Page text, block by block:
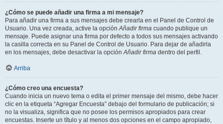
¿Cómo se puede añadir una firma a mi mensaje?
Para añadir una firma a sus mensajes debe crearla en el Panel de Control de
Usuario. Una vez creada, active la opciónAñadir firma cuando publique un
mensaje. Puede asignar una firma por defecto a todos sus mensajes activando
la casilla correcta en su Panel de Control de Usuario. Para dejar de añadirla
en los mensajes, debe desactivar la opciónAñadir firma dentro del perfil.
Arriba
¿Cómo creo una encuesta?
Cuando inicia un nuevo tema o edita el primer mensaje del mismo, debe hacer
clic en la etiqueta “Agregar Encuesta” debajo del formulario de publicación; si
no la visualiza, significa que no posee los permisos apropiados para crear
encuestas. Inserte un título y al menos dos opciones en el campo apropiado,